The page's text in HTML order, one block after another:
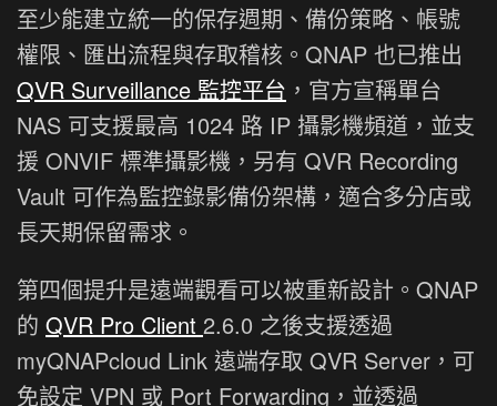
至少能建立統一的保存週期、備份策略、帳號
權限、匯出流程與存取稽核。QNAP 也已推出
QVR Surveillance 監控平台 ，官方宣稱單台
NAS 可支援最高 1024 路 IP 攝影機頻道，並支
援 ONVIF 標準攝影機，另有 QVR Recording
Vault 可作為監控錄影備份架構，適合多分店或
長天期保留需求。
第四個提升是遠端觀看可以被重新設計。QNAP
的 QVR Pro Client 2.6.0 之後支援透過
myQNAPcloud Link 遠端存取 QVR Server，可
免設定 VPN 或 Port Forwarding，並透過